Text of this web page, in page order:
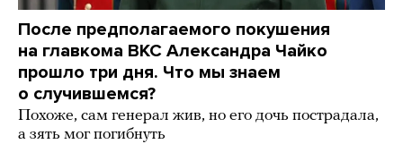
После предполагаемого покушения
на главкома ВКС Александра Чайко
прошло три дня. Что мы знаем
о случившемся?
Похоже, сам генерал жив, но его дочь пострадала,
а зять мог погибнуть